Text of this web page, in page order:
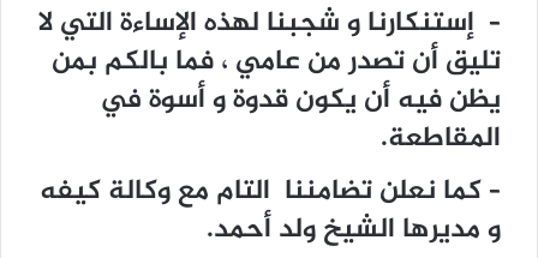
– إستنكارنا و شجبنا لهذه الإساءة التي لا
تليق أن تصدر من عامي ، فما بالكم بمن
يظن فيه أن يكون قدوة و أسوة في
المقاطعة.
– كما نعلن تضامننا التام مع وكالة كيفه
و مديرها الشيخ ولد أحمد.